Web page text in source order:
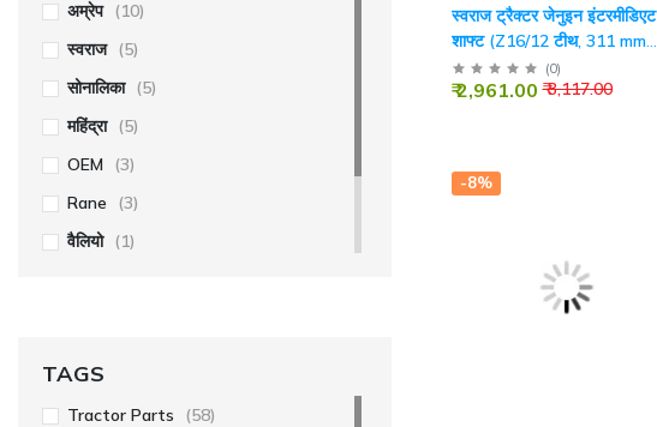
अम्रेप (10)
स्वराज (5)
सोनालिका (5)
महिंद्रा (5)
OEM (3)
Rane
(3)
वैलियो (1)
TAGS
Tractor Parts
(58)
स्वराज ट्रैक्टर जेनुइन इंटरमीडिएट
शाफ्ट (Z16/12 टीथ, 311 mm
लंबाई)
(0)
₹ 3,117.00
₹ 2,961.00
-8%